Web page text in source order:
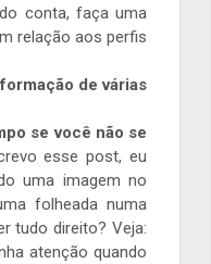
conta, faça uma
relação aos perfis
de várias
se você não se
esse post, eu
uma imagem no
folheada numa
tudo direito? Veja:
atenção quando